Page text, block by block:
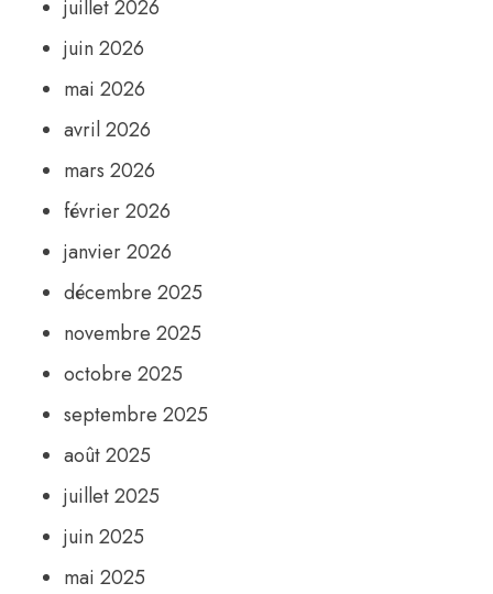
juillet 2026
juin 2026
mai 2026
avril 2026
mars 2026
février 2026
janvier 2026
décembre 2025
novembre 2025
octobre 2025
septembre 2025
août 2025
juillet 2025
juin 2025
mai 2025